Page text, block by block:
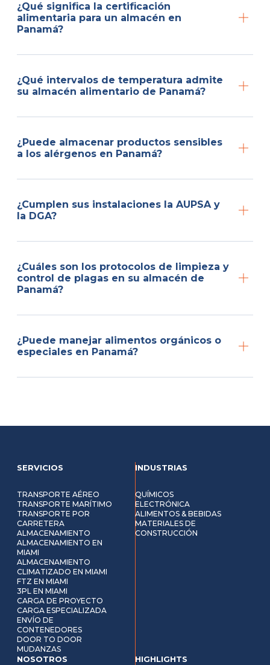
¿Qué significa la certificación
alimentaria para un almacén en
Panamá?
¿Qué intervalos de temperatura admite
su almacén alimentario de Panamá?
¿Puede almacenar productos sensibles
a los alérgenos en Panamá?
¿Cumplen sus instalaciones la AUPSA y
la DGA?
¿Cuáles son los protocolos de limpieza y
control de plagas en su almacén de
Panamá?
¿Puede manejar alimentos orgánicos o
especiales en Panamá?
SERVICIOS
TRANSPORTE AÉREO
TRANSPORTE MARÍTIMO
TRANSPORTE POR
CARRETERA
ALMACENAMIENTO
ALMACENAMIENTO EN
MIAMI
ALMACENAMIENTO
CLIMATIZADO EN MIAMI
FTZ EN MIAMI
3PL EN MIAMI
CARGA DE PROYECTO
CARGA ESPECIALIZADA
ENVÍO DE
CONTENEDORES
DOOR TO DOOR
MUDANZAS
INDUSTRIAS
QUÍMICOS
ELECTRÓNICA
ALIMENTOS & BEBIDAS
MATERIALES DE
CONSTRUCCIÓN
NOSOTROS HIGHLIGHTS